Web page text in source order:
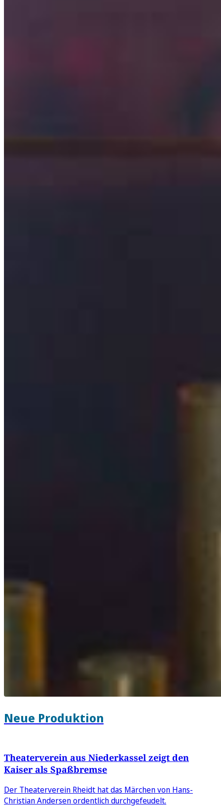
Neue Produktion
Theaterverein aus Niederkassel zeigt den
Kaiser als Spaßbremse
Der Theaterverein Rheidt hat das Märchen von Hans-
Christian Andersen ordentlich durchgefeudelt.